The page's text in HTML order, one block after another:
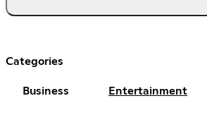
Categories
Business Entertainment